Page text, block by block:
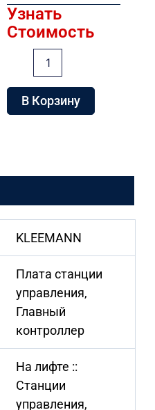
Узнать
Стоимость
приказной
панели
(специальная
версия)
красная
В Корзину
KLEEMANN
Плата станции
управления,
Главный
контроллер
На лифте ::
Станции
управления,